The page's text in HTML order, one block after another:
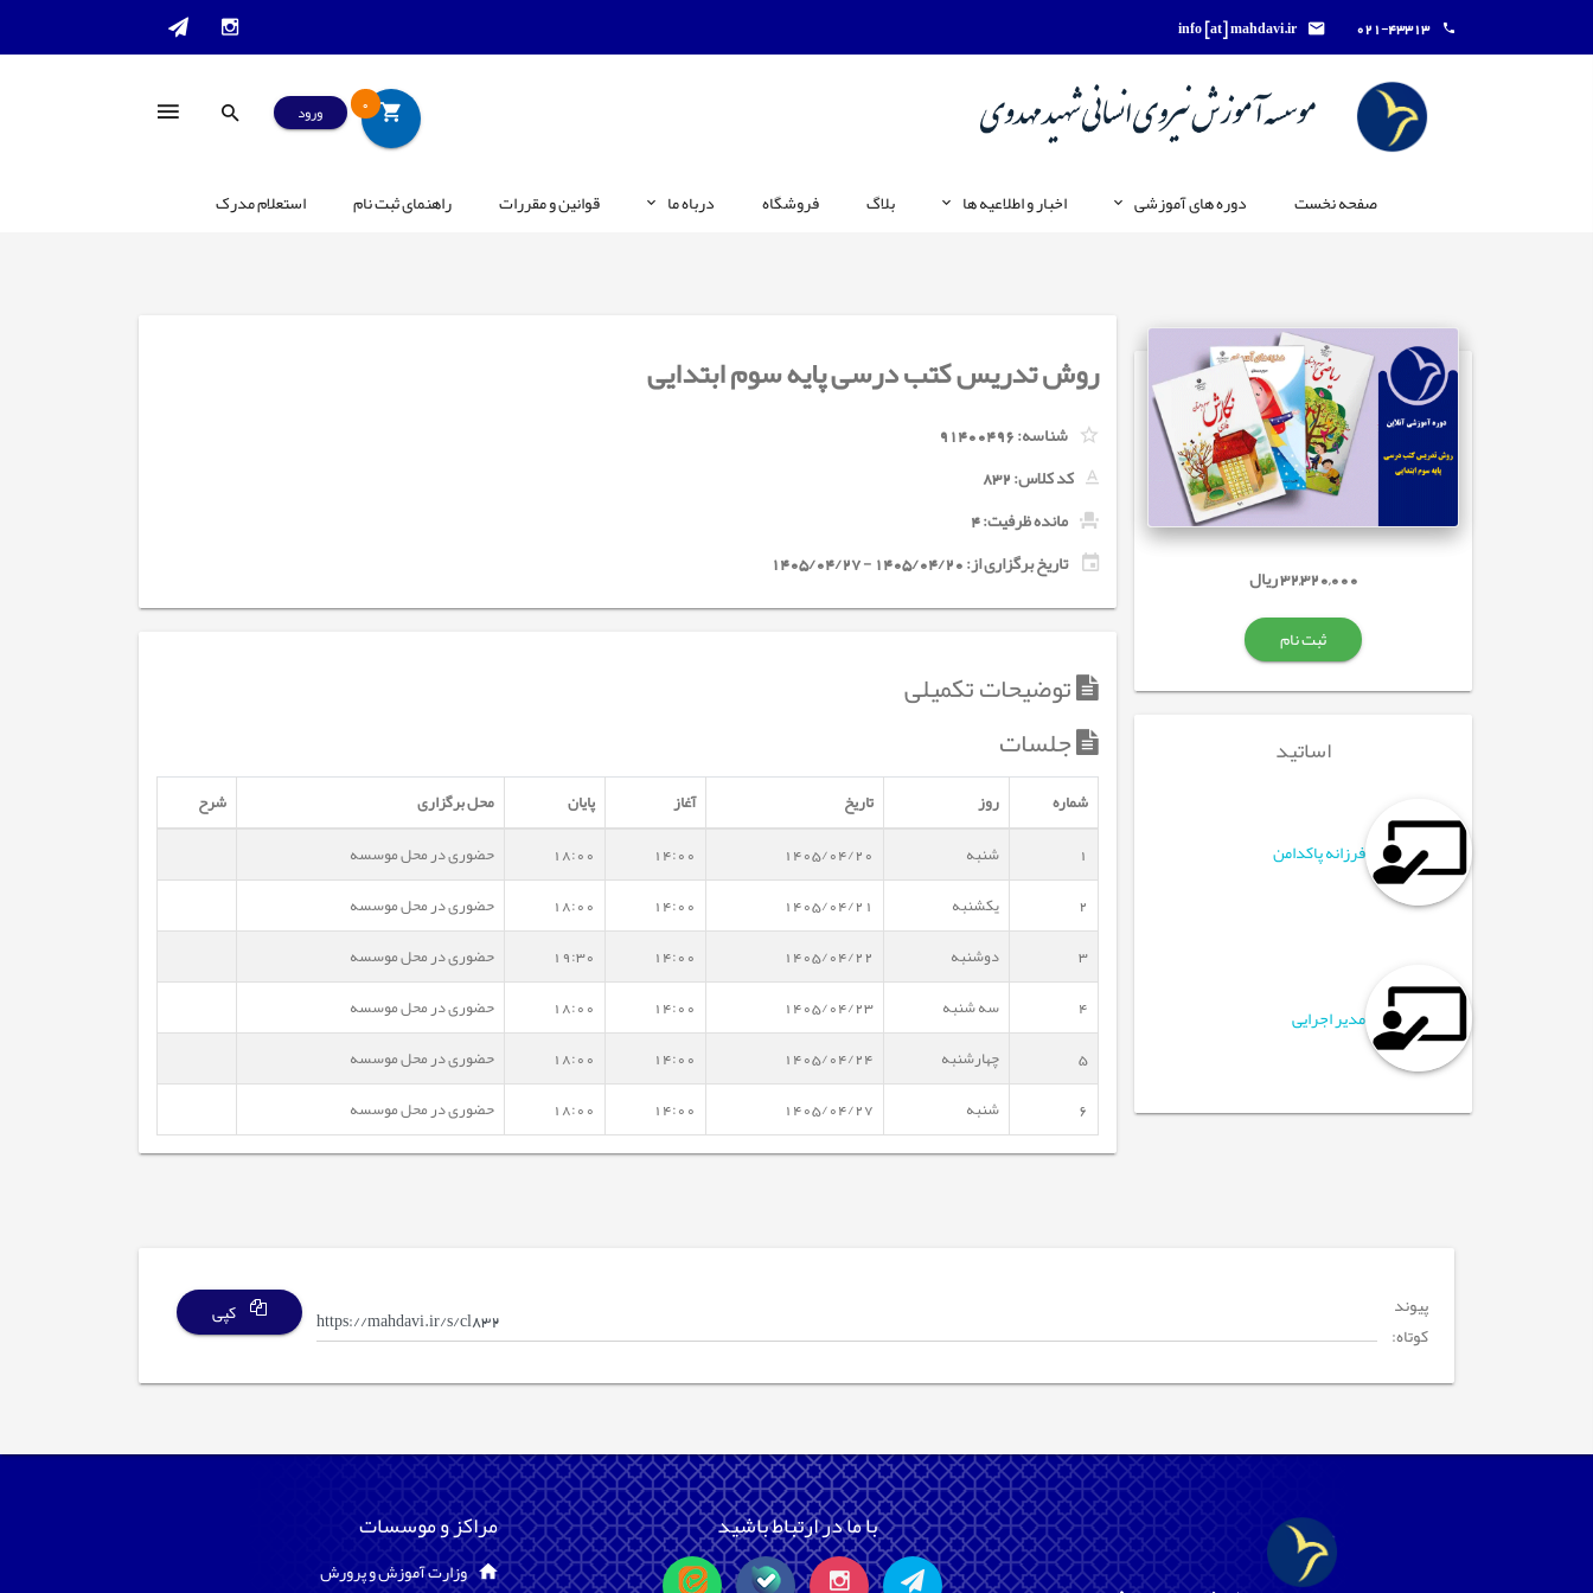
021-43313
info [at] mahdavi.ir
0 ورود
صفحه نخست دوره های آموزشی اخبار و اطلاعیه ها بلاگ فروشگاه درباه ما قوانین و مقررات راهنمای ثبت نام استعلام مدرک
32,320,000 ریال
ثبت نام
اساتید
فرزانه پاکدامن
مدیر اجرایی
روش تدریس کتب درسی پایه سوم ابتدایی
شناسه:91400496
کد کلاس:832
مانده ظرفیت: 4
تاریخ برگزاری از: 1405/04/20 - 1405/04/27
توضیحات تکمیلی
جلسات
شماره روز تاریخ آغاز پایان محل برگزاری
شرح
1
شنبه 1405/04/20
14:00
18:00
حضوری در محل موسسه
2
یکشنبه 1405/04/21
14:00
18:00
حضوری در محل موسسه
3
دوشنبه 1405/04/22
14:00
19:30
حضوری در محل موسسه
4
سه شنبه 1405/04/23
14:00
18:00
حضوری در محل موسسه
5
چهارشنبه 1405/04/24
14:00
18:00
حضوری در محل موسسه
6
شنبه 1405/04/27
14:00
18:00 حضوری در محل موسسه
پیوند
کوتاه:
کپی
با ما در ارتباط باشید مراکز و موسسات
وزارت آموزش و پرورش